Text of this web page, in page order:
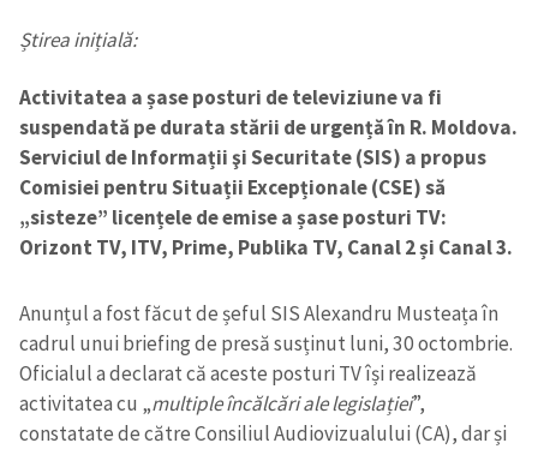
Știrea inițială:
Activitatea a șase posturi de televiziune va fi
suspendată pe durata stării de urgență în R. Moldova.
Serviciul de Informații şi Securitate (SIS) a propus
Comisiei pentru Situații Excepționale (CSE) să
„sisteze” licențele de emise a șase posturi TV:
Orizont TV, ITV, Prime, Publika TV, Canal 2 și Canal 3.
Anunțul a fost făcut de șeful SIS Alexandru Musteața în
cadrul unui briefing de presă susținut luni, 30 octombrie.
Oficialul a declarat că aceste posturi TV își realizează
activitatea cu „multiple încălcări ale legislației”,
constatate de către Consiliul Audiovizualului (CA), dar și